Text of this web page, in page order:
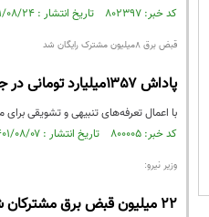
کد خبر: ۸۰۲۳۹۷ تاریخ انتشار : ۱۴۰۱/۰۸/۲۴
قبض برق ۸میلیون مشترک رایگان شد
پاداش ۱۳۵۷میلیارد تومانی در جیب خوش‌مصرف‌ها
با اعمال تعرفه‌های تنبیهی و تشویقی برای مصرف برق تابستان، قبض ۸میلیون مشترک رایگان
کد خبر: ۸۰۰۰۰۵ تاریخ انتشار : ۱۴۰۱/۰۸/۰۷
وزیر نیرو:
۲۲ میلیون قبض برق مشترکان شامل پاداش مصرف شدند